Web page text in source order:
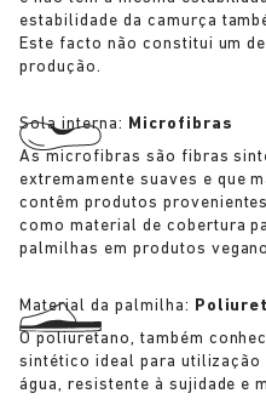
estabilidade da camurça
Este facto não constitui um
produção.
Sola interna: Microfibras
As microfibras são fibras
extremamente suaves e que
contêm produtos
como material de cobertura
palmilhas em produtos
Material da palmilha:
O poliuretano, também
sintético ideal para utilização
água, resistente à sujidade e